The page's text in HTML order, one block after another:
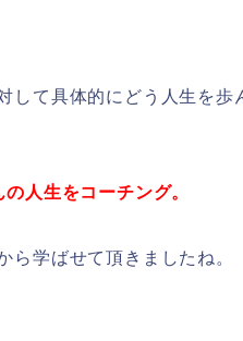
して具体的にどう人生を歩
人生をコーチング。
ら学ばせて頂きましたね。